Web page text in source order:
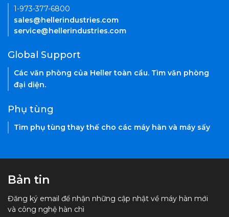
1-973-377-6800
sales@hellerindustries.com
service@hellerindustries.com
Global Support
Các văn phòng của Heller toàn cầu. Tìm văn phòng
đại diện.
Phụ tùng
Tìm phụ tùng thay thế cho các máy hàn và máy sấy
Bản tin
Đăng ký email để nhận những cập nhật về máy hàn mới
và công nghệ hàn chì